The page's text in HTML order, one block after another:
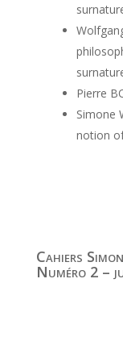
Pierre
Simone
notion
Cahiers
Numéro 2 –